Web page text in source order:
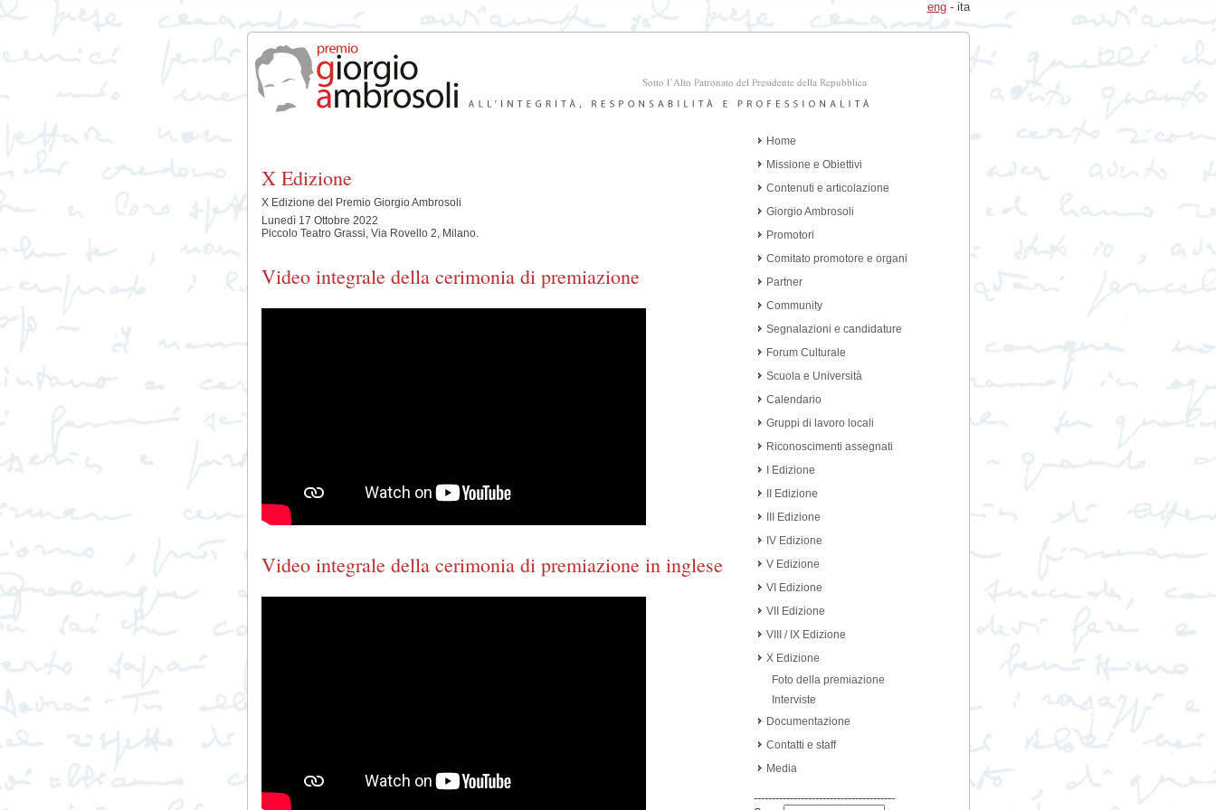
eng- ita
X Edizione
X Edizione del Premio Giorgio Ambrosoli
Lunedì 17 Ottobre 2022
Piccolo Teatro Grassi, Via Rovello 2, Milano.
Video integrale della cerimonia di premiazione
Video integrale della cerimonia di premiazione in inglese
Home
Missione e Obiettivi
Contenuti e articolazione
Giorgio Ambrosoli
Promotori
Comitato promotore e organi
Partner
Community
Segnalazioni e candidature
Forum Culturale
Scuola e Università
Calendario
Gruppi di lavoro locali
Riconoscimenti assegnati
I Edizione
II Edizione
III Edizione
IV Edizione
V Edizione
VI Edizione
VII Edizione
VIII / IX Edizione
X Edizione
Foto della premiazione
Interviste
Documentazione
Contatti e staff
Media
---------------------------------------